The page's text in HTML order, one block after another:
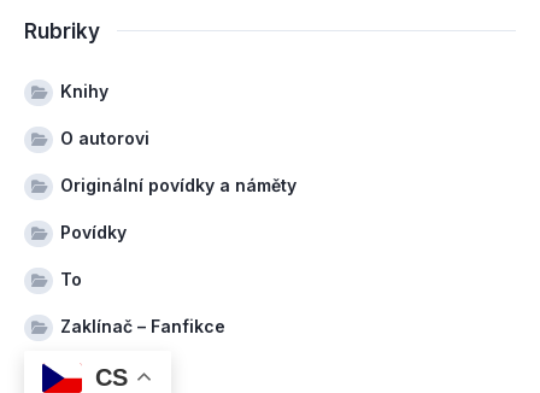
Rubriky
Knihy
O autorovi
Originální povídky a náměty
Povídky
To
Zaklínač – Fanfikce
CS